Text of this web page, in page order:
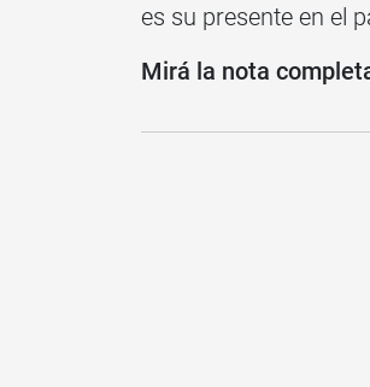
es su presente en el
Mirá la nota